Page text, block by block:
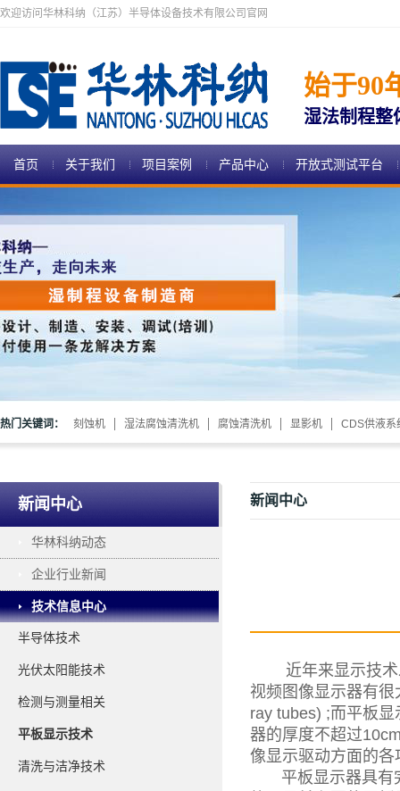
欢迎访问华林科纳（江苏）半导体设备技术有限公司官网
始于90
湿法制程整
首页 关于我们 项目案例 产品中心 开放式测试平台
热门关键词： 刻蚀机 湿法腐蚀清洗机 腐蚀清洗机 显影机 CDS供液系
新闻中心
华林科纳动态
企业行业新闻
技术信息中心
半导体技术
光伏太阳能技术
检测与测量相关
平板显示技术
清洗与洁净技术
新闻中心
近年来显示技术发
视频图像显示器有
ray tubes) ;而平板
器的厚度不超过
像显示驱动方面的各
平板显示器具有完